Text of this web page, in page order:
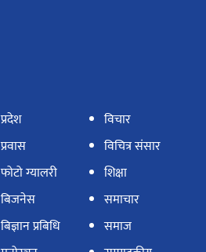
प्रदेश
प्रवास
फोटो ग्यालरी
बिजनेस
बिज्ञान प्रबिधि
विचार
विचित्र संसार
शिक्षा
समाचार
समाज